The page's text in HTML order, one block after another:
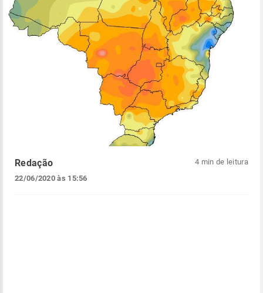
Redação
22/06/2020 às 15:56
4 min de leitura